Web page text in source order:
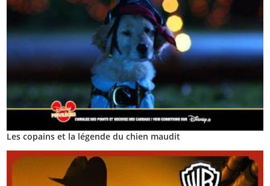
Les copains et la légende du chien maudit